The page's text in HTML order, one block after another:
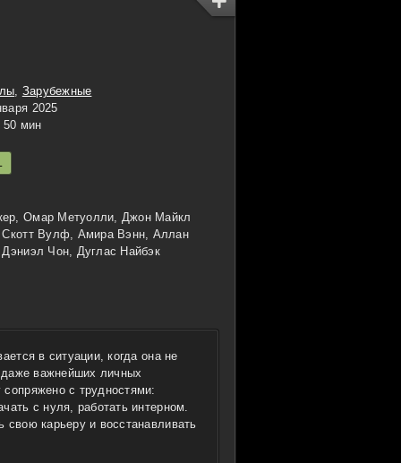
, Зарубежные
2025
50 мин
Омар Метуолли, Джон Майкл
Скотт Вулф, Амира Вэнн, Аллан
Чон, Дуглас Найбэк
в ситуации, когда она не
даже важнейших личных
с трудностями:
с нуля, работать интерном.
свою карьеру и восстанавливать